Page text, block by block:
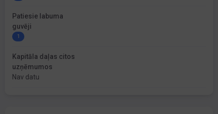
Patiesie labuma
guvēji
1
Kapitāla daļas citos
uzņēmumos
Nav datu